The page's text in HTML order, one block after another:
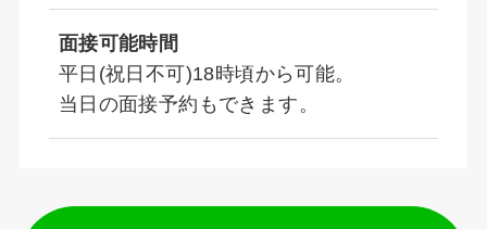
面接可能時間
平日(祝日不可)18時頃から可能。
当日の面接予約もできます。